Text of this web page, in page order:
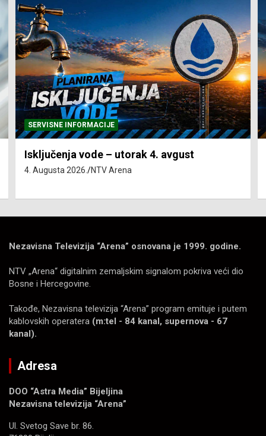
SERVISNE INFORMACIJE
Isključenja vode – utorak 4. avgust
4. Augusta 2026. NTV Arena
Nezavisna Televizija “Arena” osnovana je 1999. godine.
NTV „Arena“ digitalnim zemaljskim signalom pokriva veći dio
Bosne i Hercegovine.
Takođe, Nezavisna televizija “Arena” program emituje i putem
kablovskih operatera (m:tel - 84 kanal, supernova - 67
kanal).
Adresa
DOO “Astra Media” Bijeljina
Nezavisna televizija “Arena”
Ul. Svetog Save br. 86.